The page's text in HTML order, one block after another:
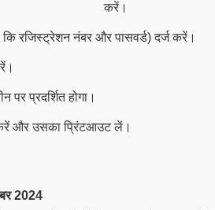
करें।
रजिस्ट्रेशन नंबर और पासवर्ड) दर्ज करें।
पर प्रदर्शित होगा।
और उसका प्रिंटआउट लें।
2024